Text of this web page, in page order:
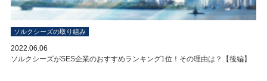
ソルクシーズの取り組み
2022.06.06
ソルクシーズがSES企業のおすすめランキング1位！その理由は？【後編】